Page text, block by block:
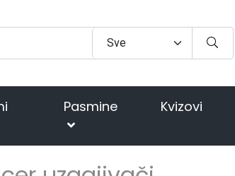
Pasmine Kvizovi